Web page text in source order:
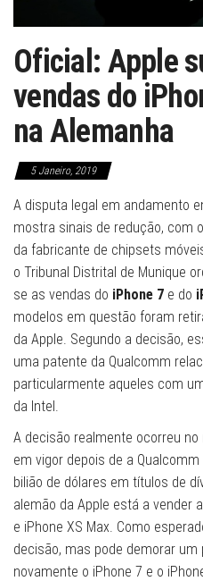
Oficial: Apple
vendas do
na Alemanha
5 Janeiro, 2019
A disputa legal em andamento
mostra sinais de redução, com
da fabricante de chipsets
o Tribunal Distrital de Munique
se as vendas do iPhone 7 e do
modelos em questão foram
da Apple. Segundo a decisão,
uma patente da Qualcomm
particularmente aqueles com
da Intel.
A decisão realmente ocorreu
em vigor depois de a
bilião de dólares em títulos de
alemão da Apple está a vender
e iPhone XS Max. Como
decisão, mas pode demorar
novamente o iPhone 7 e o